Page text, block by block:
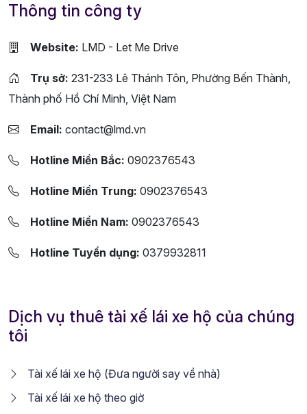
Thông tin công ty
Website: LMD - Let Me Drive
Trụ sở: 231-233 Lê Thánh Tôn, Phường Bến Thành,
Thành phố Hồ Chí Minh, Việt Nam
Email: contact@lmd.vn
Hotline Miền Bắc: 0902376543
Hotline Miền Trung: 0902376543
Hotline Miền Nam: 0902376543
Hotline Tuyển dụng: 0379932811
Dịch vụ thuê tài xế lái xe hộ của chúng
tôi
Tài xế lái xe hộ (Đưa người say về nhà)
Tài xế lái xe hộ theo giờ